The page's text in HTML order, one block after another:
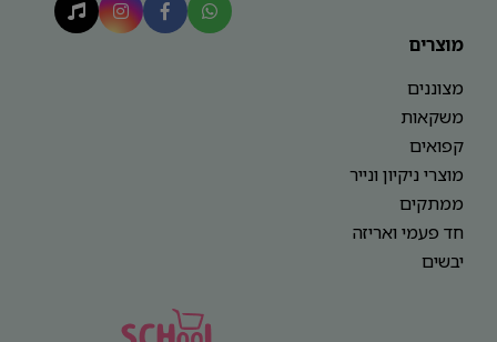
מוצרים
מצוננים
משקאות
קפואים
מוצרי ניקיון ונייר
ממתקים
חד פעמי ואריזה
יבשים